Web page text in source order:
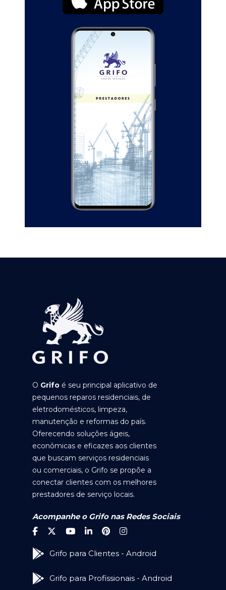
O Grifo é seu principal aplicativo de
pequenos reparos residenciais, de
eletrodomésticos, limpeza,
manutenção e reformas do país.
Oferecendo soluções ágeis,
econômicas e eficazes aos clientes
que buscam serviços residenciais
ou comerciais, o Grifo se propõe a
conectar clientes com os melhores
prestadores de serviço locais.
Acompanhe o Grifo nas Redes Sociais
Grifo para Clientes - Android
Grifo para Profissionais - Android